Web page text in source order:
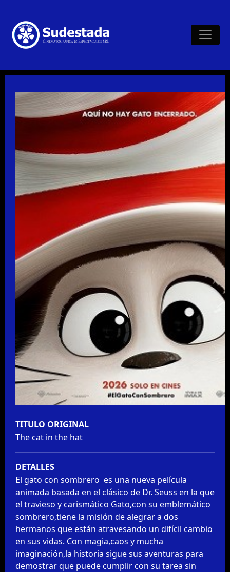
TITULO ORIGINAL
The cat in the hat
DETALLES
El gato con sombrero  es una nueva película
animada basada en el clásico de Dr. Seuss en la que
el travieso y carismático Gato,con su emblemático
sombrero,tiene la misión de alegrar a dos
hermanos que están atravesando un difícil cambio
en sus vidas. Con magia,caos y mucha
imaginación,la historia sigue sus aventuras para
demostrar que puede cumplir con su tarea sin